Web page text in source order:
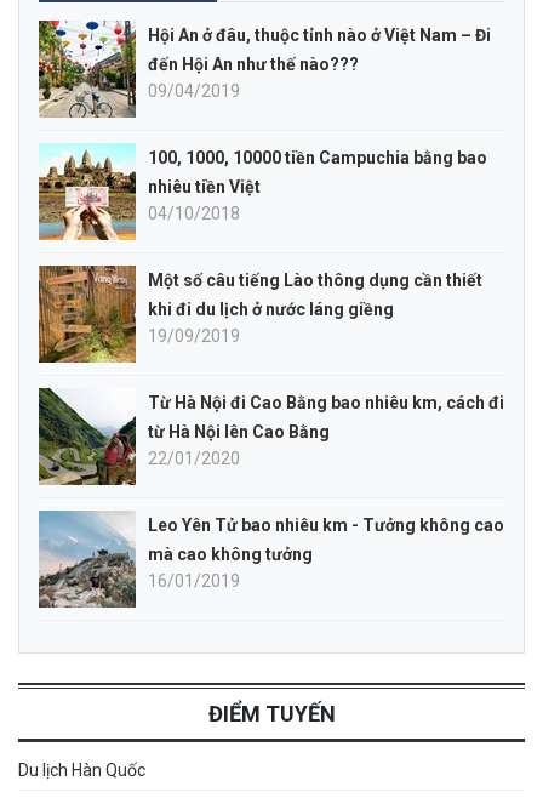
Hội An ở đâu, thuộc tỉnh nào ở Việt Nam – Đi
đến Hội An như thế nào???
09/04/2019
100, 1000, 10000 tiền Campuchia bằng bao
nhiêu tiền Việt
04/10/2018
Một số câu tiếng Lào thông dụng cần thiết
khi đi du lịch ở nước láng giềng
19/09/2019
Từ Hà Nội đi Cao Bằng bao nhiêu km, cách đi
từ Hà Nội lên Cao Bằng
22/01/2020
Leo Yên Tử bao nhiêu km - Tưởng không cao
mà cao không tưởng
16/01/2019
ĐIỂM TUYẾN
Du lịch Hàn Quốc